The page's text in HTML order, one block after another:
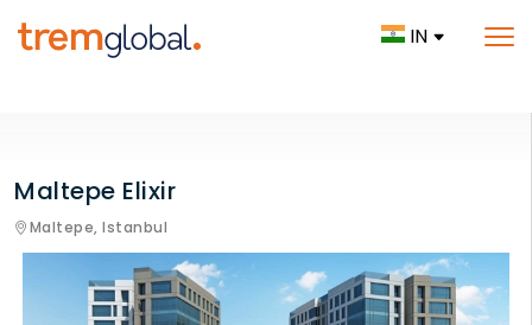
IN
Maltepe Elixir
Maltepe, Istanbul